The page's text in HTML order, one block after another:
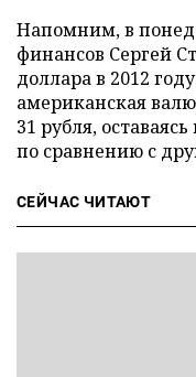
Напомним, в
финансов Сергей
доллара в 2012
американская
31 рубля,
по сравнению с
СЕЙЧАС ЧИТАЮТ